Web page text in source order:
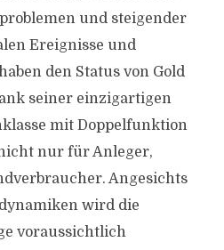
und steigender
Ereignisse und
den Status von Gold
seiner einzigartigen
mit Doppelfunktion
nur für Anleger,
Angesichts
wird die
voraussichtlich